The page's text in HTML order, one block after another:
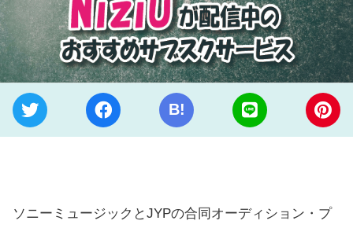
B!
ソニーミュージックとJYPの合同オーディション・プ